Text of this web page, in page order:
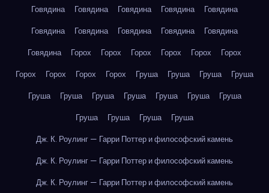
Говядина
Говядина Говядина Говядина
Говядина
Говядина
Говядина Говядина Говядина
Говядина
Говядина
Горох Горох Горох Горох Горох
Горох
Горох
Горох Горох Горох Груша Груша Груша
Груша
Груша
Груша Груша Груша Груша Груша
Груша
Груша
Груша Груша
Груша
Дж. К. Роулинг — Гарри Поттер и философский камень
Дж. К. Роулинг — Гарри Поттер и философский камень
Дж. К. Роулинг — Гарри Поттер и философский камень